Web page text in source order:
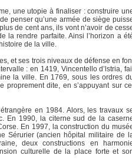
une utopie à finaliser : construire
penser qu’une armée de siège
de cent ans, ils vont n’avoir de
la rendre parfaite. Ainsi l’horizon a
de la ville.
et ses trois niveaux de défense en
: en 1419, Vincentello d’lstria,
la ville. En 1769, sous les ordres
proprement dite, en s’appuyant sur
en 1984. Alors, les travaux
En 1990, la citerne sud de la
En 1997, la construction du
Sérurier (ancien hôpital militaire de
deux constructions en
culturelle de la place forte et